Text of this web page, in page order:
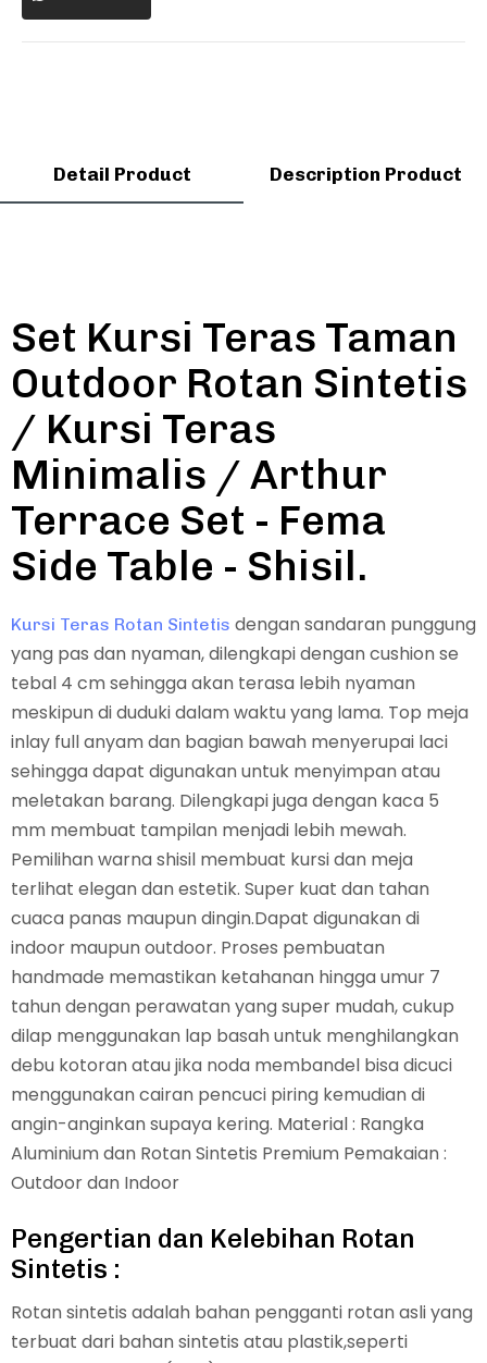
Detail Product Description Product
Set Kursi Teras Taman
Outdoor Rotan Sintetis
/ Kursi Teras
Minimalis / Arthur
Terrace Set - Fema
Side Table - Shisil.
Kursi Teras Rotan Sintetis dengan sandaran punggung
yang pas dan nyaman, dilengkapi dengan cushion se
tebal 4 cm sehingga akan terasa lebih nyaman
meskipun di duduki dalam waktu yang lama. Top meja
inlay full anyam dan bagian bawah menyerupai laci
sehingga dapat digunakan untuk menyimpan atau
meletakan barang. Dilengkapi juga dengan kaca 5
mm membuat tampilan menjadi lebih mewah.
Pemilihan warna shisil membuat kursi dan meja
terlihat elegan dan estetik. Super kuat dan tahan
cuaca panas maupun dingin.Dapat digunakan di
indoor maupun outdoor. Proses pembuatan
handmade memastikan ketahanan hingga umur 7
tahun dengan perawatan yang super mudah, cukup
dilap menggunakan lap basah untuk menghilangkan
debu kotoran atau jika noda membandel bisa dicuci
menggunakan cairan pencuci piring kemudian di
angin-anginkan supaya kering. Material : Rangka
Aluminium dan Rotan Sintetis Premium Pemakaian :
Outdoor dan Indoor
Pengertian dan Kelebihan Rotan
Sintetis :
Rotan sintetis adalah bahan pengganti rotan asli yang
terbuat dari bahan sintetis atau plastik,seperti